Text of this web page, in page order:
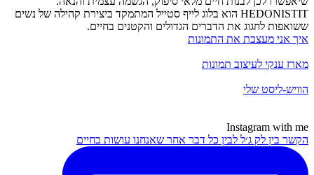
HEDONISTIT הוא בלוג לייף סטייל המתמקד ביצירת קהילה של נשים
ששואפות לחגוג את הדברים הגדולים והקטנים בחיים.
איך אני מעצבת את התמונות
מארז ענקי לעיצוב תמונות
הוויש-ליסט שלי
Instagram with me
הקשר בין לק ג׳ל לבין כל דבר אחר שאנחנו עושות בחיים